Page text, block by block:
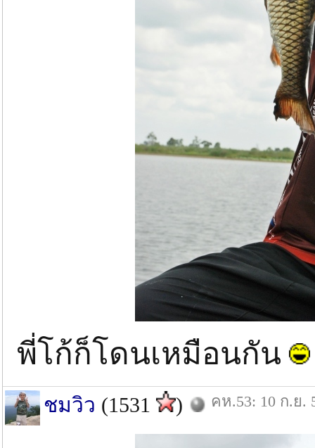
พี่โก้ก็โดนเหมือนกัน
ชมวิว (1531 ) คห.53: 10 ก.ย.